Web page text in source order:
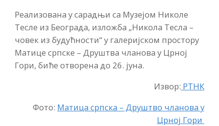
Реализована у сарадњи са Музејом Николе
Тесле из Београда, изложба „Никола Тесла –
човек из будућности“ у галеријском простору
Матице српске – Друштва чланова у Црној
Гори, биће отворена до 26. јуна.
Извор: РТНК
Фото: Матица српска – Друштво чланова у
Црној Гори